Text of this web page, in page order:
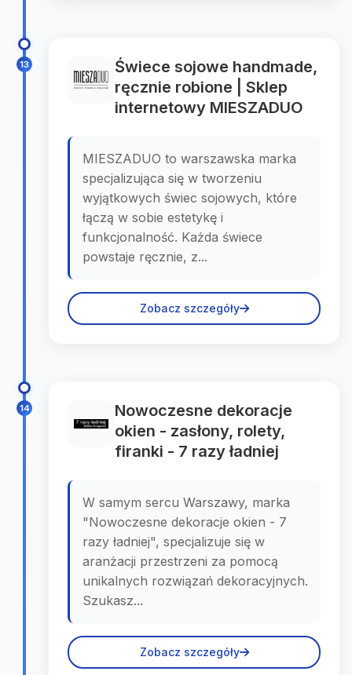
13
Świece sojowe handmade,
ręcznie robione | Sklep
internetowy MIESZADUO
MIESZADUO to warszawska marka
specjalizująca się w tworzeniu
wyjątkowych świec sojowych, które
łączą w sobie estetykę i
funkcjonalność. Każda świece
powstaje ręcznie, z...
Zobacz szczegóły
14
Nowoczesne dekoracje
okien - zasłony, rolety,
firanki - 7 razy ładniej
W samym sercu Warszawy, marka
"Nowoczesne dekoracje okien - 7
razy ładniej", specjalizuje się w
aranżacji przestrzeni za pomocą
unikalnych rozwiązań dekoracyjnych.
Szukasz...
Zobacz szczegóły